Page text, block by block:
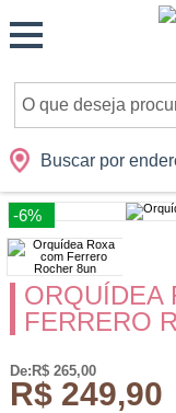
Buscar por
Cidades
-6%
ORQUÍDEA
FERRERO
De:R$ 265,00
R$ 249,90